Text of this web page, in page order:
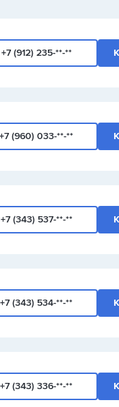
+7 (912) 235-**-**
+7 (960) 033-**-**
+7 (343) 537-**-**
+7 (343) 534-**-**
+7 (343) 336-**-**